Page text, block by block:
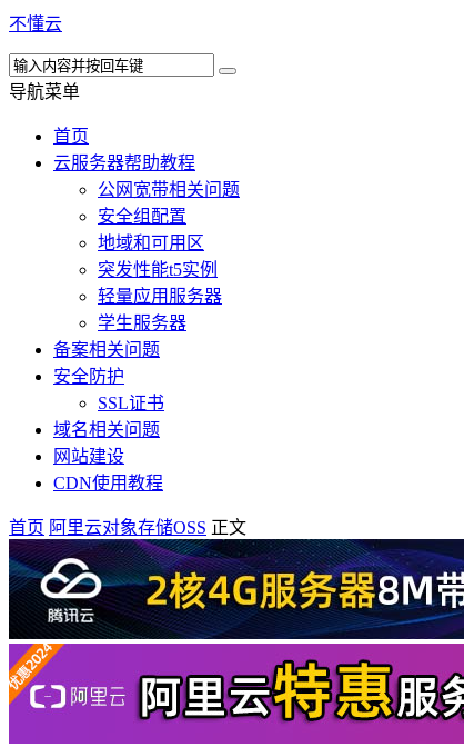
不懂云
导航菜单
首页
云服务器帮助教程
公网宽带相关问题
安全组配置
地域和可用区
突发性能t5实例
轻量应用服务器
学生服务器
备案相关问题
安全防护
SSL证书
域名相关问题
网站建设
CDN使用教程
首页 阿里云对象存储OSS 正文